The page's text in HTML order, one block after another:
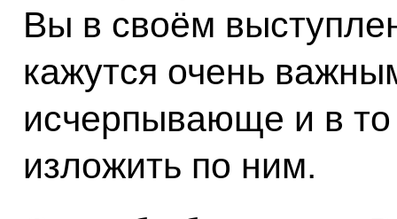
Вы в своём
кажутся очень
исчерпывающе и в то
изложить по ним.